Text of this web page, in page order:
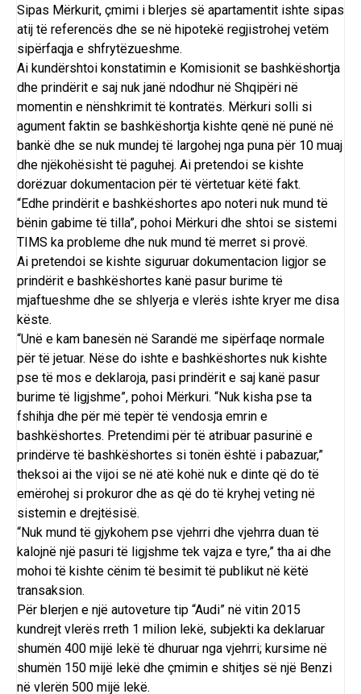
Sipas Mërkurit, çmimi i blerjes së apartamentit ishte sipas
atij të referencës dhe se në hipotekë regjistrohej vetëm
sipërfaqja e shfrytëzueshme.
Ai kundërshtoi konstatimin e Komisionit se bashkëshortja
dhe prindërit e saj nuk janë ndodhur në Shqipëri në
momentin e nënshkrimit të kontratës. Mërkuri solli si
agument faktin se bashkëshortja kishte qenë në punë në
bankë dhe se nuk mundej të largohej nga puna për 10 muaj
dhe njëkohësisht të paguhej. Ai pretendoi se kishte
dorëzuar dokumentacion për të vërtetuar këtë fakt.
“Edhe prindërit e bashkëshortes apo noteri nuk mund të
bënin gabime të tilla”, pohoi Mërkuri dhe shtoi se sistemi
TIMS ka probleme dhe nuk mund të merret si provë.
Ai pretendoi se kishte siguruar dokumentacion ligjor se
prindërit e bashkëshortes kanë pasur burime të
mjaftueshme dhe se shlyerja e vlerës ishte kryer me disa
këste.
“Unë e kam banesën në Sarandë me sipërfaqe normale
për të jetuar. Nëse do ishte e bashkëshortes nuk kishte
pse të mos e deklaroja, pasi prindërit e saj kanë pasur
burime të ligjshme”, pohoi Mërkuri. “Nuk kisha pse ta
fshihja dhe për më tepër të vendosja emrin e
bashkëshortes. Pretendimi për të atribuar pasurinë e
prindërve të bashkëshortes si tonën është i pabazuar,”
theksoi ai the vijoi se në atë kohë nuk e dinte që do të
emërohej si prokuror dhe as që do të kryhej veting në
sistemin e drejtësisë.
“Nuk mund të gjykohem pse vjehrri dhe vjehrra duan të
kalojnë një pasuri të ligjshme tek vajza e tyre,” tha ai dhe
mohoi të kishte cënim të besimit të publikut në këtë
transaksion.
Për blerjen e një autoveture tip “Audi” në vitin 2015
kundrejt vlerës rreth 1 milion lekë, subjekti ka deklaruar
shumën 400 mijë lekë të dhuruar nga vjehrri; kursime në
shumën 150 mijë lekë dhe çmimin e shitjes së një Benzi
në vlerën 500 mijë lekë.